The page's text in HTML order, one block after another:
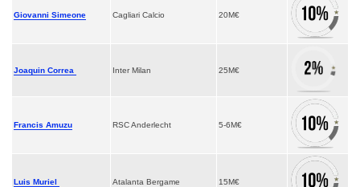
Giovanni Simeone Cagliari Calcio 20M€
Joaquin Correa Inter Milan 25M€
Francis Amuzu RSC Anderlecht 5-6M€
Luis Muriel Atalanta Bergame 15M€